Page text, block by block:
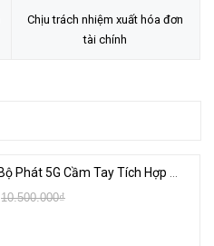
Chịu trách nhiệm xuất hóa đơn
tài chính
ZTE U60 Pro | Bộ Phát 5G Cầm Tay Tích Hợp Công Nghệ WiFi 7, Pin 10000mAh
10.500.000₫